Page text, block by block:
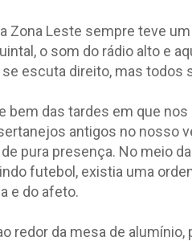
Zona Leste sempre teve
o som do rádio alto e
escuta direito, mas todos
bem das tardes em que
antigos no nosso
pura presença. No meio
futebol, existia uma
e do afeto.
redor da mesa de